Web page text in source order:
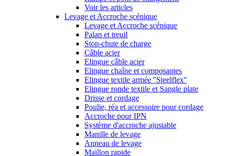
Voir les articles
Levage et Accroche scénique
Levage et Accroche scénique
Palan et treuil
Stop-chute de charge
Câble acier
Elingue câble acier
Elingue chaîne et composantes
Elingue textile armée ''Steelflex''
Elingue ronde textile et Sangle plate
Drisse et cordage
Poulie, réa et accessoire pour cordage
Accroche pour IPN
Système d'accroche ajustable
Manille de levage
Anneau de levage
Maillon rapide